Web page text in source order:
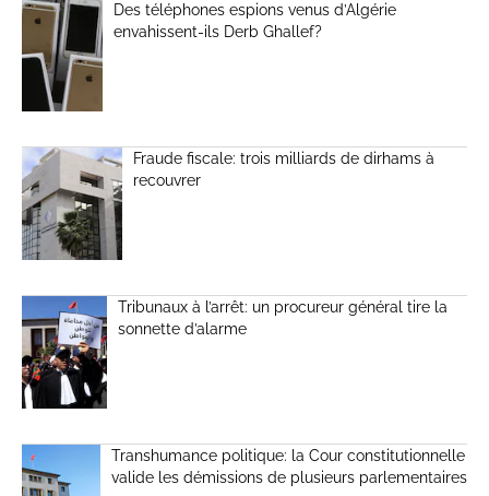
Des téléphones espions venus d’Algérie
envahissent-ils Derb Ghallef?
Fraude fiscale: trois milliards de dirhams à
recouvrer
Tribunaux à l’arrêt: un procureur général tire la
sonnette d’alarme
Transhumance politique: la Cour constitutionnelle
valide les démissions de plusieurs parlementaires